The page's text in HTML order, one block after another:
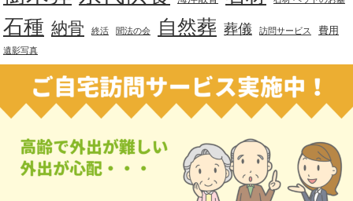
石種 納骨 終活 聞法の会 自然葬 葬儀 訪問サービス 費用
遺影写真